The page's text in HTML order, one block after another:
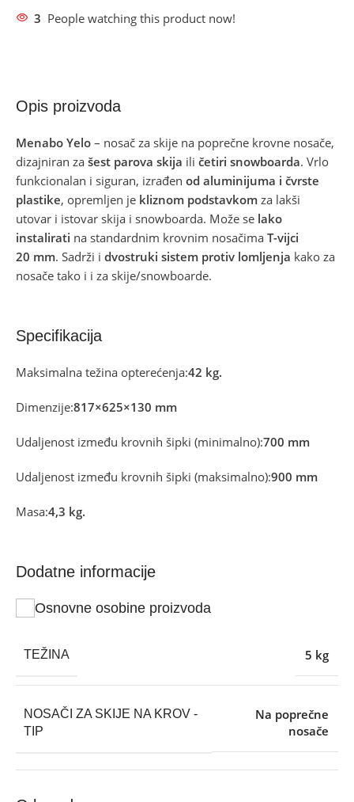
3 People watching this product now!
Opis proizvoda
Menabo Yelo – nosač za skije na poprečne krovne nosače,
dizajniran za šest parova skija ili četiri snowboarda. Vrlo
funkcionalan i siguran, izrađen od aluminijuma i čvrste
plastike, opremljen je kliznom podstavkom za lakši
utovar i istovar skija i snowboarda. Može se lako
instalirati na standardnim krovnim nosačima T-vijci
20 mm. Sadrži i dvostruki sistem protiv lomljenja kako za
nosače tako i i za skije/snowboarde.
Specifikacija
Maksimalna težina opterećenja:42 kg.
Dimenzije:817×625×130 mm
Udaljenost između krovnih šipki (minimalno):700 mm
Udaljenost između krovnih šipki (maksimalno):900 mm
Masa:4,3 kg.
Dodatne informacije
Osnovne osobine proizvoda
TEŽINA 5 kg
NOSAČI ZA SKIJE NA KROV -
TIP
Na poprečne
nosače